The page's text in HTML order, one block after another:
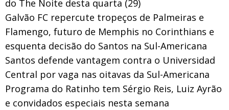
do The Noite desta quarta (29)
Galvão FC repercute tropeços de Palmeiras e
Flamengo, futuro de Memphis no Corinthians e
esquenta decisão do Santos na Sul-Americana
Santos defende vantagem contra o Universidad
Central por vaga nas oitavas da Sul-Americana
Programa do Ratinho tem Sérgio Reis, Luiz Ayrão
e convidados especiais nesta semana